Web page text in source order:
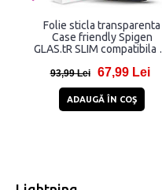
Folie sticla transparenta
Case friendly Spigen
GLAS.tR SLIM compatibila
Privacy
93,99 Lei 67,99 Lei
ADAUGĂ ÎN COŞ